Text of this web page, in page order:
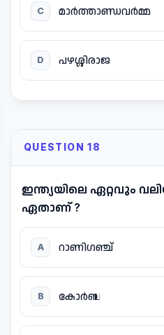
C മാർത്താണ്ഡവർമ്മ
D പഴശ്ശിരാജ
QUESTION 18
ഇന്ത്യയിലെ ഏറ്റവും
ഏതാണ് ?
A റാണിഗഞ്ച്
B കോർബ